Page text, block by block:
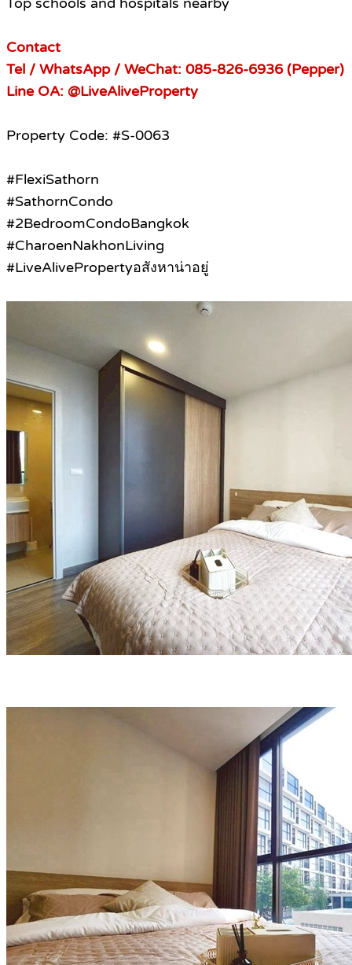
Contact
Tel / WhatsApp / WeChat: 085-826-6936 (Pepper)
Line OA: @LiveAliveProperty
Property Code: #S-0063
#FlexiSathorn
#SathornCondo
#2BedroomCondoBangkok
#CharoenNakhonLiving
#LiveAlivePropertyอสังหาน่าอยู่